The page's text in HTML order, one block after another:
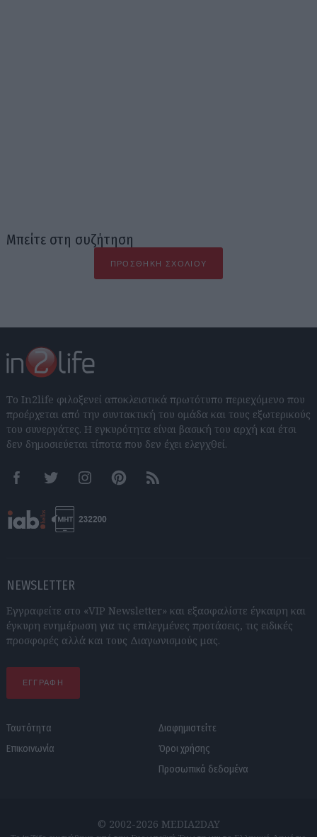
Μπείτε στη συζήτηση
ΠΡΟΣΘΉΚΗ ΣΧΟΛΊΟΥ
Το In2life φιλοξενεί αποκλειστικά πρωτότυπο περιεχόμενο που
προέρχεται από την συντακτική του ομάδα και τους εξωτερικούς
του συνεργάτες. Η εγκυρότητα είναι βασική του αρχή και έτσι
δεν δημοσιεύεται τίποτα που δεν έχει ελεγχθεί.
FacebookTwitter InstagramPinterestRSS feeds
NEWSLETTER
Εγγραφείτε στο «VIP Newsletter» και εξασφαλίστε έγκαιρη και
έγκυρη ενημέρωση για τις επιλεγμένες προτάσεις, τις ειδικές
προσφορές αλλά και τους Διαγωνισμούς μας.
ΕΓΓΡΑΦΗ
Ταυτότητα
Επικοινωνία
Διαφημιστείτε
Όροι χρήσης
Προσωπικά δεδομένα
© 2002-2026 MEDIA2DAY